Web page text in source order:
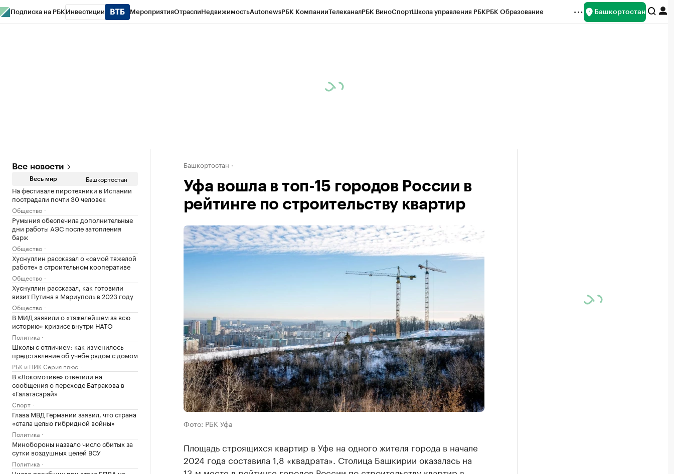
Подписка на РБК Инвестиции МероприятияОтраслиНедвижимостьAutonewsРБК КомпанииТелеканалРБК ВиноСпортШкола управления РБКРБК Образование Башкортостан
Все новости
Весь мир Башкортостан
На фестивале пиротехники в Испании
пострадали почти 30 человек
Общество
Румыния обеспечила дополнительные
дни работы АЭС после затопления
барж
Общество
Хуснуллин рассказал о «самой тяжелой
работе» в строительном кооперативе
Общество
Хуснуллин рассказал, как готовили
визит Путина в Мариуполь в 2023 году
Общество
В МИД заявили о «тяжелейшем за всю
историю» кризисе внутри НАТО
Политика
Школы с отличием: как изменилось
представление об учебе рядом с домом
РБК и ПИК Серия плюс
В «Локомотиве» ответили на
сообщения о переходе Батракова в
«Галатасарай»
Спорт
Глава МВД Германии заявил, что страна
«стала целью гибридной войны»
Политика
Минобороны назвало число сбитых за
сутки воздушных целей ВСУ
Политика
Башкортостан
Уфа вошла в топ-15 городов России в
рейтинге по строительству квартир
Фото: РБК Уфа
Площадь строящихся квартир в Уфе на одного жителя города в начале
2024 года составила 1,8 «квадрата». Столица Башкирии оказалась на